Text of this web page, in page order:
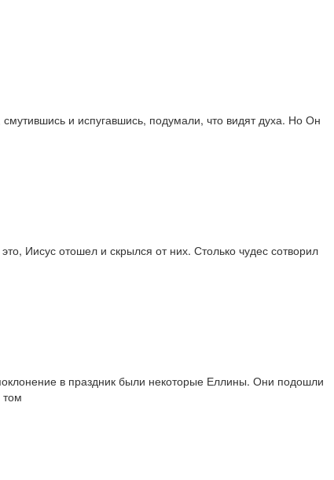
и испугавшись, подумали, что видят духа. Но Он
Иисус отошел и скрылся от них. Столько чудес сотворил
в праздник были некоторые Еллины. Они подошли
том